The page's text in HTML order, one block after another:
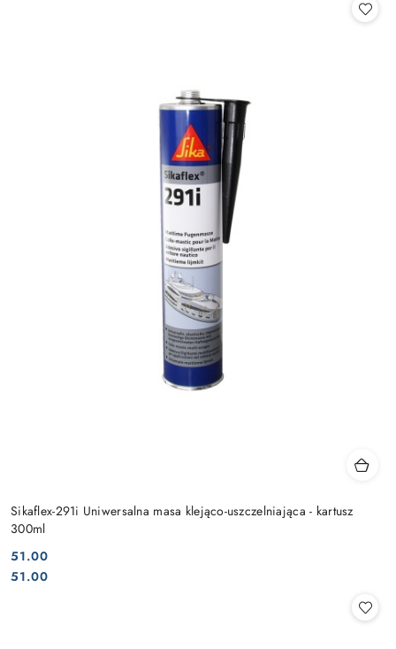
Sikaflex-291i Uniwersalna masa klejąco-uszczelniająca - kartusz
300ml
Cena:
51.00
Cena:
51.00